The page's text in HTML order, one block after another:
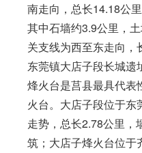
南走向，总长14.18公
其中石墙约3.9公里，
关支线为西至东走向，
东莞镇大店子段长城遗
烽火台是莒县最具代表
火台。大店子段位于
走势，总长2.78公里，
筑；大店子烽火台位于